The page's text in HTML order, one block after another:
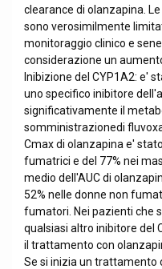
clearance di olanzapina.
sono verosimilmente
monitoraggio clinico e
considerazione un
Inibizione del CYP1A2: e'
uno specifico inibitore
significativamente il
somministrazionedi
Cmax di olanzapina e'
fumatrici e del 77% nei
medio dell'AUC di
52% nelle donne non
fumatori. Nei pazienti che
qualsiasi altro inibitore del
il trattamento con
Se si inizia un trattamento